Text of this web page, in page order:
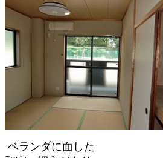
ベランダに面した